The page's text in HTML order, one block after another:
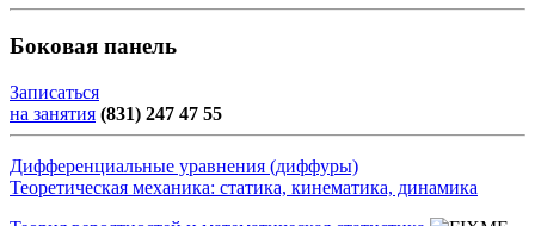
Боковая панель
Записаться
на занятия (831) 247 47 55
Дифференциальные уравнения (диффуры)
Теоретическая механика: статика, кинематика, динамика